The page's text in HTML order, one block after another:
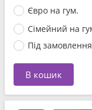
Євро на гум.
Сімейний на
Під замовлення
В кошик